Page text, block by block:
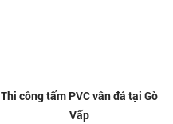
Thi công tấm PVC vân đá tại Gò
Vấp